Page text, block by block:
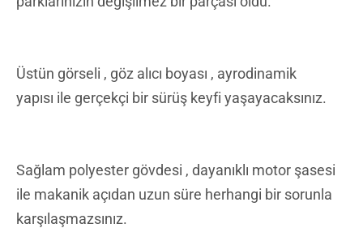
Üstün görseli , göz alıcı boyası , ayrodinamik
yapısı ile gerçekçi bir sürüş keyfi yaşayacaksınız.
Sağlam polyester gövdesi , dayanıklı motor şasesi
ile makanik açıdan uzun süre herhangi bir sorunla
karşılaşmazsınız.